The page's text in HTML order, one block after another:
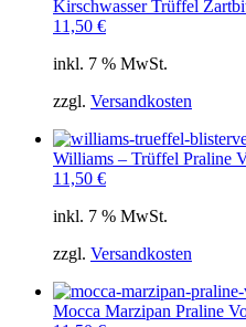
Kirschwasser Trüffel
11,50 €
inkl. 7 % MwSt.
zzgl. Versandkosten
Williams – Trüffel Praline
11,50 €
inkl. 7 % MwSt.
zzgl. Versandkosten
Mocca Marzipan Praline